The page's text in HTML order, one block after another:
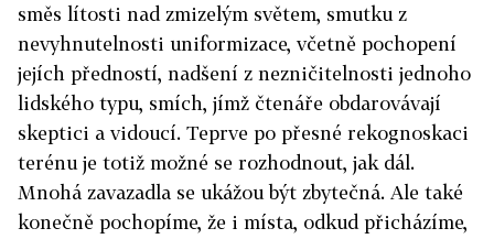
směs lítosti nad zmizelým světem, smutku z
nevyhnutelnosti uniformizace, včetně pochopení
jejích předností, nadšení z nezničitelnosti jednoho
lidského typu, smích, jímž čtenáře obdarovávají
skeptici a vidoucí. Teprve po přesné rekognoskaci
terénu je totiž možné se rozhodnout, jak dál.
Mnohá zavazadla se ukážou být zbytečná. Ale také
konečně pochopíme, že i místa, odkud přicházíme,